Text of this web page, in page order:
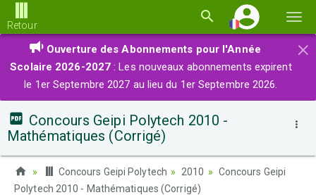
la
Retour
×
Ouverture des Abonnements pour l'Année
Scolaire 2026-2027 : Les nouveaux abonnements expirent
le 1er Septembre 2027 au lieu du 1er Septembre 2026.
Concours Geipi Polytech 2010 -
Mathématiques (Corrigé)
Concours Geipi Polytech 2010
Concours Geipi
Polytech 2010 - Mathématiques (Corrigé)